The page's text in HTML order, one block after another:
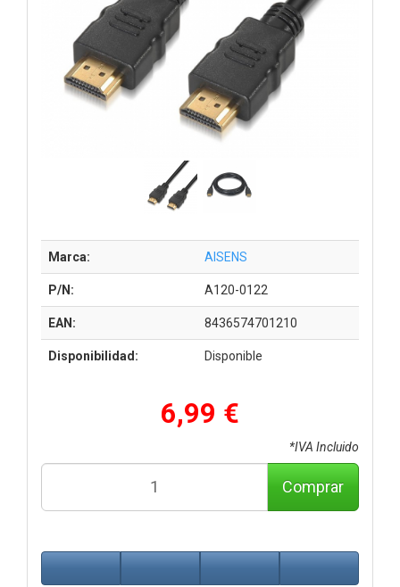
Marca: AISENS
P/N: A120-0122
EAN: 8436574701210
Disponibilidad: Disponible
6,99 €
*IVA Incluido
Comprar